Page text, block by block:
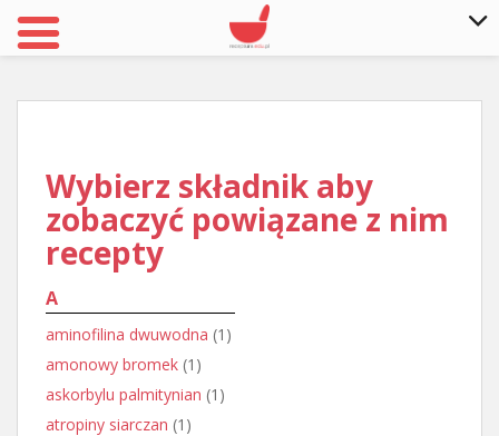
Wybierz składnik aby
zobaczyć powiązane z nim
recepty
A
aminofilina dwuwodna (1)
amonowy bromek (1)
askorbylu palmitynian (1)
atropiny siarczan (1)